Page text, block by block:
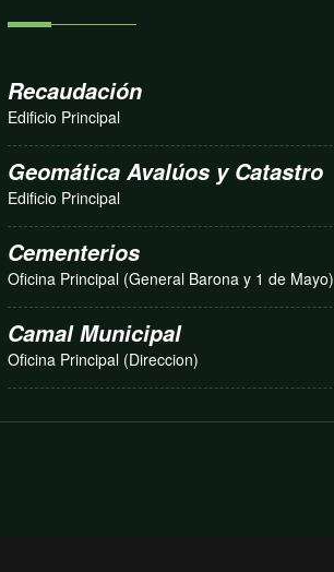
Recaudación
Edificio Principal
Geomática Avalúos y Catastro
Edificio Principal
Cementerios
Oficina Principal (General Barona y 1 de Mayo)
Camal Municipal
Oficina Principal (Direccion)